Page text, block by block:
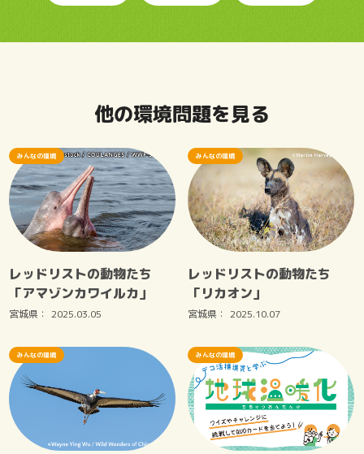
他の環境問題を見る
レッドリストの動物たち
「アマゾンカワイルカ」
宮城県： 2025.03.05
みんなの環境
レッドリストの動物たち
「リカオン」
宮城県： 2025.10.07
みんなの環境
みんなの環境 みんなの環境